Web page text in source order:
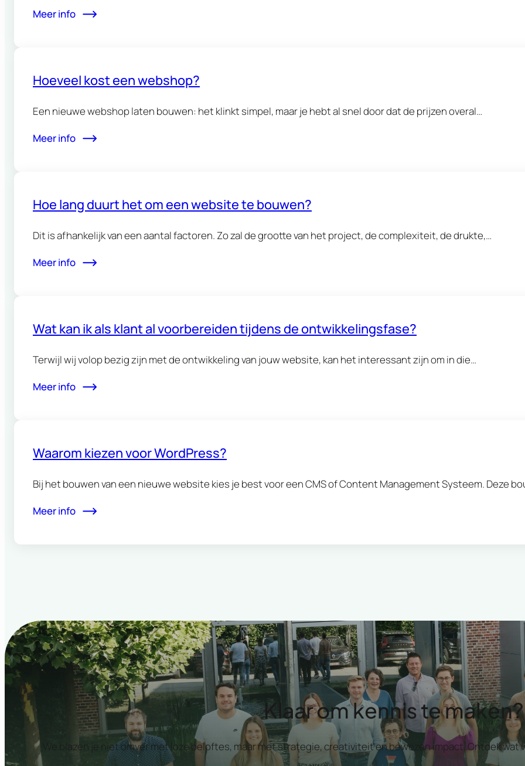
Meer info
Hoeveel kost een webshop?
Een nieuwe webshop laten bouwen: het klinkt simpel, maar je hebt al snel door dat de prijzen overal…
Meer info
Hoe lang duurt het om een website te bouwen?
Dit is afhankelijk van een aantal factoren. Zo zal de grootte van het project, de complexiteit, de drukte,…
Meer info
Wat kan ik als klant al voorbereiden tijdens de ontwikkelingsfase?
Terwijl wij volop bezig zijn met de ontwikkeling van jouw website, kan het interessant zijn om in die…
Meer info
Waarom kiezen voor WordPress?
Bij het bouwen van een nieuwe website kies je best voor een CMS of Content Management Systeem. Deze
Meer info
Klaar om kennis te maken?
We blazen je niet omver met loze beloftes, maar met strategie, creativiteit en bewezen impact. Ontdek